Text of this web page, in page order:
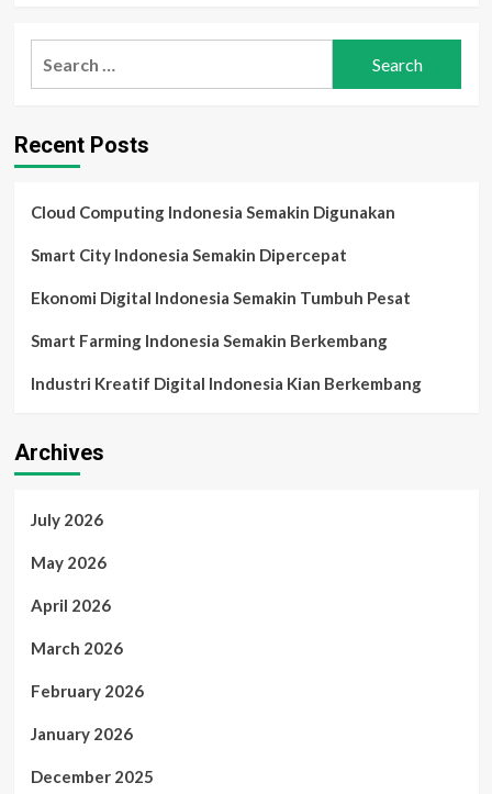
Recent Posts
Cloud Computing Indonesia Semakin Digunakan
Smart City Indonesia Semakin Dipercepat
Ekonomi Digital Indonesia Semakin Tumbuh Pesat
Smart Farming Indonesia Semakin Berkembang
Industri Kreatif Digital Indonesia Kian Berkembang
Archives
July 2026
May 2026
April 2026
March 2026
February 2026
January 2026
December 2025